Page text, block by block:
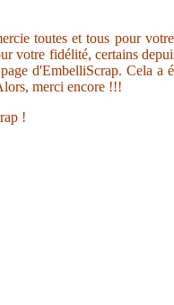
toutes et tous pour
votre fidélité, certains
d'EmbelliScrap. Cela a
merci encore !!!
!